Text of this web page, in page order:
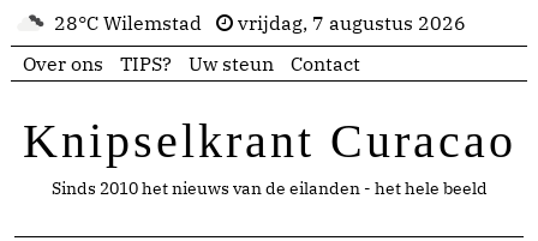
28°C Wilemstad
vrijdag, 7 augustus 2026
Over ons
TIPS? Uw steun Contact
Knipselkrant Curacao
Sinds 2010 het nieuws van de eilanden - het hele beeld